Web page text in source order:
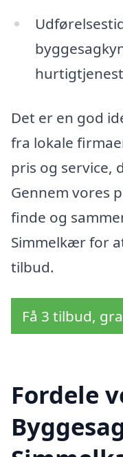
Det er en god
fra lokale
pris og service,
Gennem vores
finde og
Simmelkær for
tilbud.
Få 3 tilbud,
Fordele